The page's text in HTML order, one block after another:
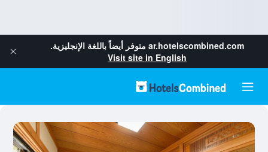
ar.hotelscombined.com متوفر أيضاً باللغة الإنجليزية.
Visit site in English